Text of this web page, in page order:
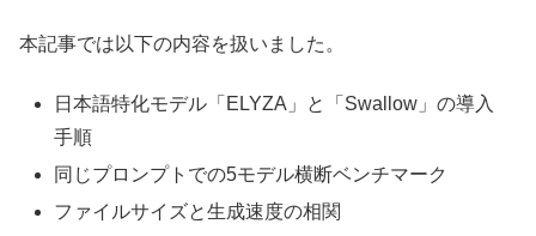
本記事では以下の内容を扱いました。
日本語特化モデル「ELYZA」と「Swallow」の導入
手順
同じプロンプトでの5モデル横断ベンチマーク
ファイルサイズと生成速度の相関